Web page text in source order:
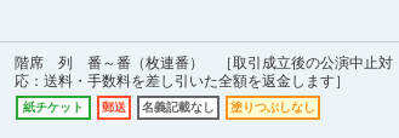
階席 列 番～番（枚連番） ［取引成立後の公演中止対
応：送料・手数料を差し引いた全額を返金します］
紙チケット 郵送 名義記載なし 塗りつぶしなし